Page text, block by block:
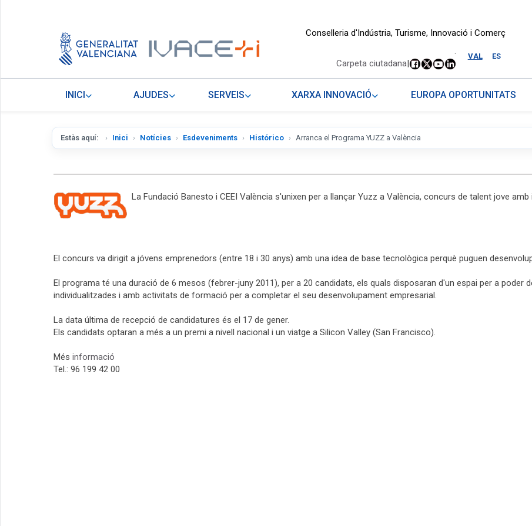
Conselleria d'Indústria, Turisme, Innovació i Comerç
VAL ES
.
Carpeta ciutadana|
INICI AJUDES SERVEIS XARXA INNOVACIÓ EUROPA OPORTUNITATS
Estàs aquí: Inici Notícies Esdeveniments Histórico Arranca el Programa YUZZ a València
La Fundació Banesto i CEEI València s'unixen per a llançar Yuzz a València, concurs de talent jove
El concurs va dirigit a jóvens emprenedors (entre 18 i 30 anys) amb una idea de base tecnològica perquè puguen
El programa té una duració de 6 mesos (febrer-juny 2011), per a 20 candidats, els quals disposaran d'un espai per a
individualitzades i amb activitats de formació per a completar el seu desenvolupament empresarial.
La data última de recepció de candidatures és el 17 de gener.
Els candidats optaran a més a un premi a nivell nacional i un viatge a Silicon Valley (San Francisco).
Més informació
Tel.: 96 199 42 00